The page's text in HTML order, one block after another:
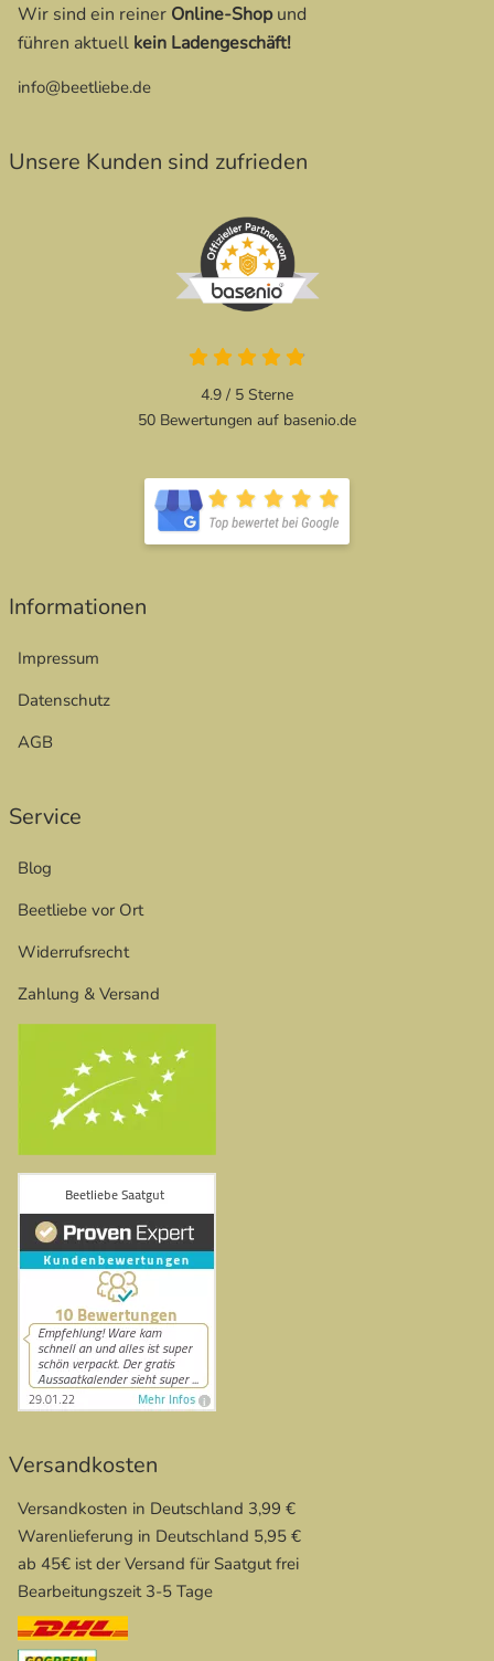
Wir sind ein reiner Online-Shopund
führen aktuell kein Ladengeschäft!
info@beetliebe.de
Unsere Kunden sind zufrieden
4.9 / 5 Sterne
50 Bewertungen auf basenio.de
Informationen
Impressum
Datenschutz
AGB
Service
Blog
Beetliebe vor Ort
Widerrufsrecht
Zahlung & Versand
Versandkosten
Versandkosten in Deutschland 3,99 €
Warenlieferung in Deutschland 5,95 €
ab 45€ ist der Versand für Saatgut frei
Bearbeitungszeit 3-5 Tage